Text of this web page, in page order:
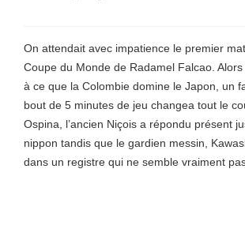
On attendait avec impatience le premier
Coupe du Monde de Radamel Falcao. Alors
à ce que la Colombie domine le Japon, un
bout de 5 minutes de jeu changea tout le
Ospina, l’ancien Niçois a répondu présent
nippon tandis que le gardien messin,
dans un registre qui ne semble vraiment